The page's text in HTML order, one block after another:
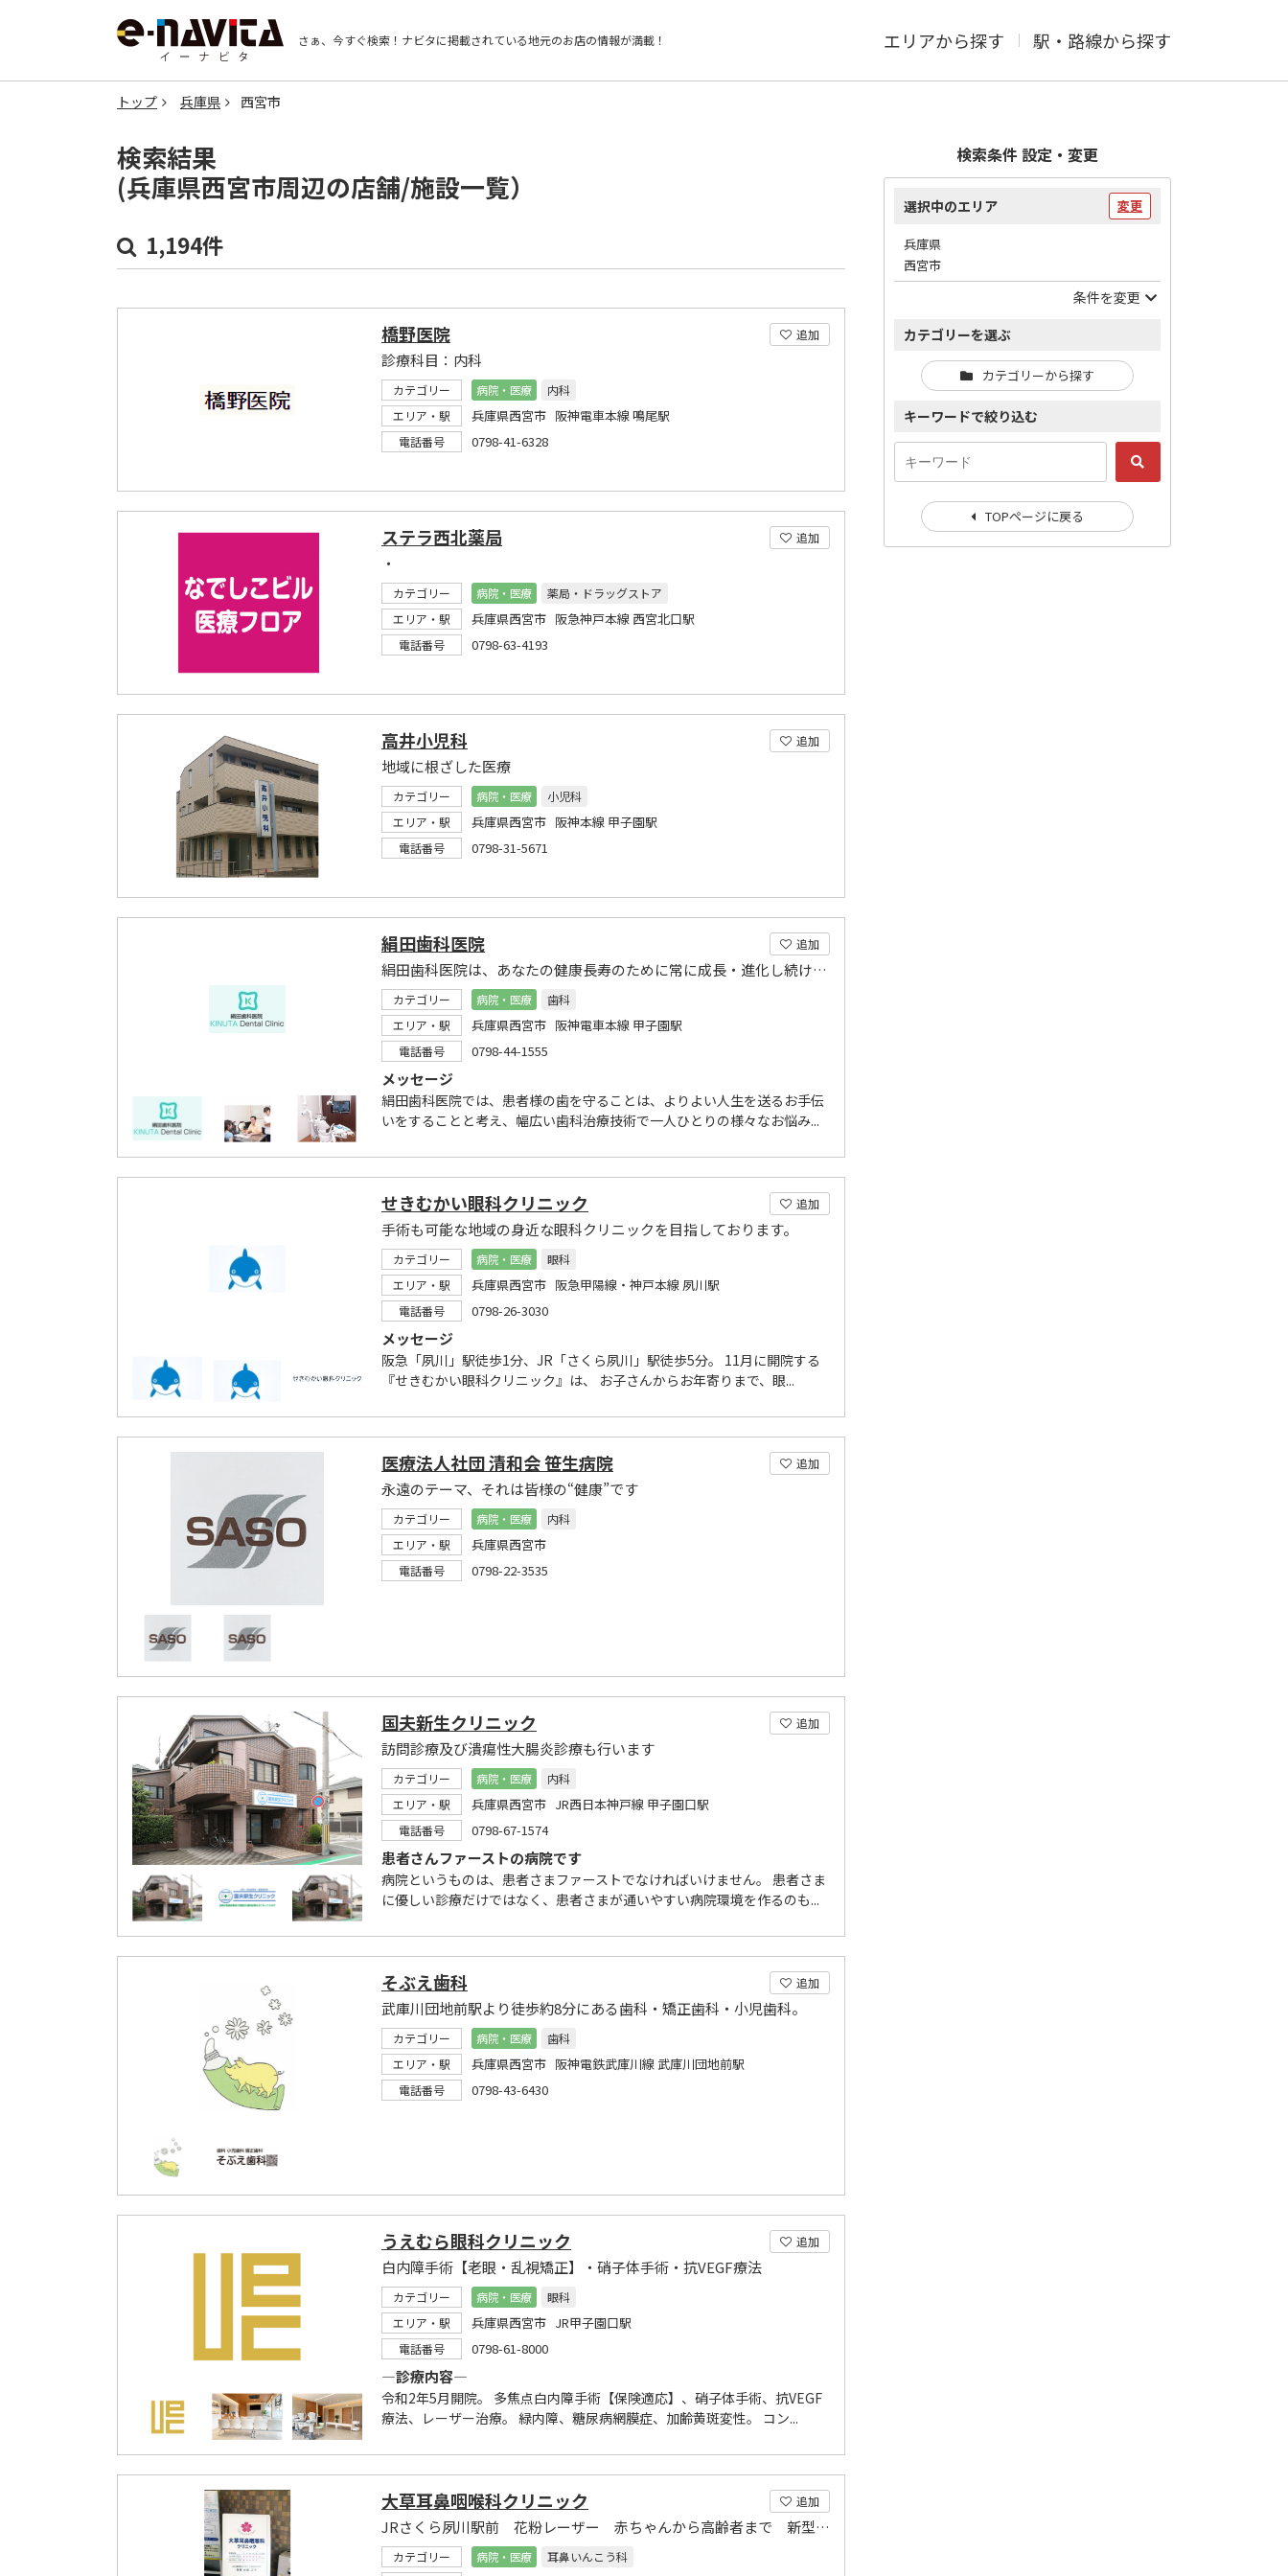
さぁ、今すぐ検索！ ナビタに掲載されている地元のお店の情報が満載！ エリアから探す 駅・路線から探す
トップ 兵庫県 西宮市
検索結果
(兵庫県西宮市周辺の店舗/施設一覧）
1,194件
追加
橋野医院
診療科目：内科
カテゴリー 病院・医療
内科
エリア・駅
兵庫県西宮市 阪神電車本線 鳴尾駅
電話番号 0798-41-6328
追加
ステラ西北薬局
・
カテゴリー 病院・医療
薬局・ドラッグストア
エリア・駅
兵庫県西宮市 阪急神戸本線 西宮北口駅
電話番号 0798-63-4193
追加
高井小児科
地域に根ざした医療
カテゴリー 病院・医療
小児科
エリア・駅
兵庫県西宮市 阪神本線 甲子園駅
電話番号 0798-31-5671
追加
絹田歯科医院
絹田歯科医院は、あなたの健康長寿のために常に成長・進化し続けます。
カテゴリー 病院・医療
歯科
エリア・駅
兵庫県西宮市 阪神電車本線 甲子園駅
電話番号 0798-44-1555
メッセージ
絹田歯科医院では、患者様の歯を守ることは、よりよい人生を送るお手伝
いをすることと考え、幅広い歯科治療技術で一人ひとりの様々なお悩み...
追加
せきむかい眼科クリニック
手術も可能な地域の身近な眼科クリニックを目指しております。
カテゴリー 病院・医療
眼科
エリア・駅
兵庫県西宮市 阪急甲陽線・神戸本線 夙川駅
電話番号 0798-26-3030
メッセージ
阪急「夙川」駅徒歩1分、JR「さくら夙川」駅徒歩5分。 11月に開院する
『せきむかい眼科クリニック』は、 お子さんからお年寄りまで、眼...
追加
医療法人社団 清和会 笹生病院
永遠のテーマ、それは皆様の“健康”です
カテゴリー 病院・医療
内科
エリア・駅
兵庫県西宮市
電話番号 0798-22-3535
追加
国夫新生クリニック
訪問診療及び潰瘍性大腸炎診療も行います
カテゴリー 病院・医療
内科
エリア・駅
兵庫県西宮市 JR西日本神戸線 甲子園口駅
電話番号 0798-67-1574
患者さんファーストの病院です
病院というものは、患者さまファーストでなければいけません。 患者さま
に優しい診療だけではなく、患者さまが通いやすい病院環境を作るのも...
追加
そぶえ歯科
武庫川団地前駅より徒歩約8分にある歯科・矯正歯科・小児歯科。
カテゴリー 病院・医療
歯科
エリア・駅
兵庫県西宮市 阪神電鉄武庫川線 武庫川団地前駅
電話番号 0798-43-6430
追加
うえむら眼科クリニック
白内障手術【老眼・乱視矯正】・硝子体手術・抗VEGF療法
カテゴリー 病院・医療
眼科
エリア・駅
兵庫県西宮市 JR甲子園口駅
電話番号 0798-61-8000
―診療内容―
令和2年5月開院。 多焦点白内障手術【保険適応】、硝子体手術、抗VEGF
療法、レーザー治療。 緑内障、糖尿病網膜症、加齢黄斑変性。 コン...
追加
大草耳鼻咽喉科クリニック
JRさくら夙川駅前 花粉レーザー 赤ちゃんから高齢者まで 新型コロナ後遺症（耳鼻科領域）
カテゴリー 病院・医療
耳鼻いんこう科
検索条件 設定・変更
選択中のエリア 変更
兵庫県
西宮市
条件を変更
カテゴリーを選ぶ
カテゴリーから探す
キーワードで絞り込む
TOPページに戻る